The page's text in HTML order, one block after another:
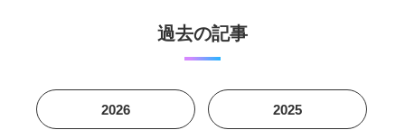
過去の記事
2026 2025